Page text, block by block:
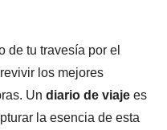
de tu travesía por el
los mejores
Un diario de viaje es
la esencia de esta